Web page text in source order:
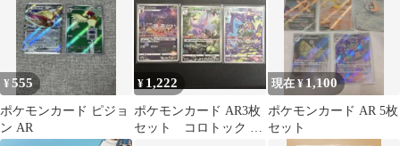
¥555
ポケモンカード ピジョ
ン AR
¥ 1,222
ポケモンカード AR3枚
セット コロトック ヌ
現在 ¥1,100
ポケモンカード AR 5枚
セット